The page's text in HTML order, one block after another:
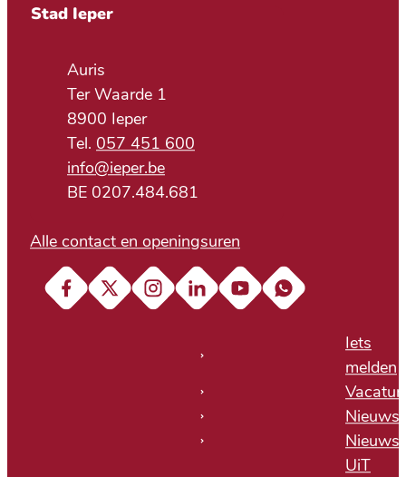
Contact & openingsuren
Stad Ieper
AdresAuris
Ter Waarde 1
,8900 Ieper
057 451 600
E-mailinfo@ieper.be
BTW nr.BE 0207.484.681
Alle contact en openingsuren
Iets
melden
Nieuws
UiT
FacebookX (Twitter)InstagramLinkedInYouTubeSoundcloud